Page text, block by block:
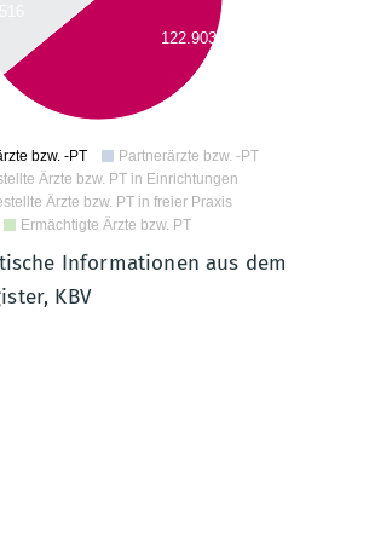
122.903
0
bzw. -PT Partnerärzte bzw. -PT
Ärzte bzw. PT in Einrichtungen
Ärzte bzw. PT in freier Praxis
Ermächtigte Ärzte bzw. PT
Informationen aus dem
KBV